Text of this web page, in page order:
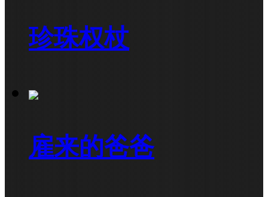
珍珠权杖
雇来的爸爸